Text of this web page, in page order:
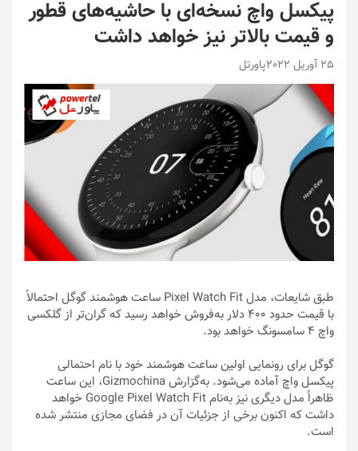
پیکسل واچ نسخه‌‌‌ای با حاشیه‌های قطور
و قیمت بالاتر نیز خواهد داشت
25 آوریل 2022 پاورتل
طبق شایعات، مدل Pixel Watch Fit ساعت هوشمند گوگل احتمالاً
با قیمت حدود ۴۰۰ دلار به‌فروش خواهد رسید که گران‌تر از گلکسی
واچ ۴ سامسونگ خواهد بود.
گوگل برای رونمایی اولین ساعت هوشمند خود با نام احتمالی
پیکسل واچ آماده می‌شود. به‌گزارش Gizmochina، این ساعت
ظاهراً مدل دیگری نیز به‌نام Google Pixel Watch Fit خواهد
داشت که اکنون برخی از جزئیات آن در فضای مجازی منتشر شده
است.